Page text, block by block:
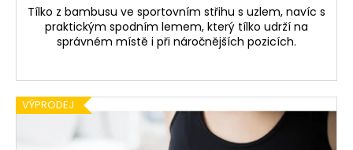
Tílko z bambusu ve sportovním střihu s uzlem, navíc s
praktickým spodním lemem, který tílko udrží na
správném místě i při náročnějších pozicích.
VÝPRODEJ